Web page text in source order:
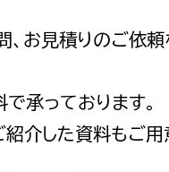
、お見積りのご依頼
承っております。
介した資料もご用